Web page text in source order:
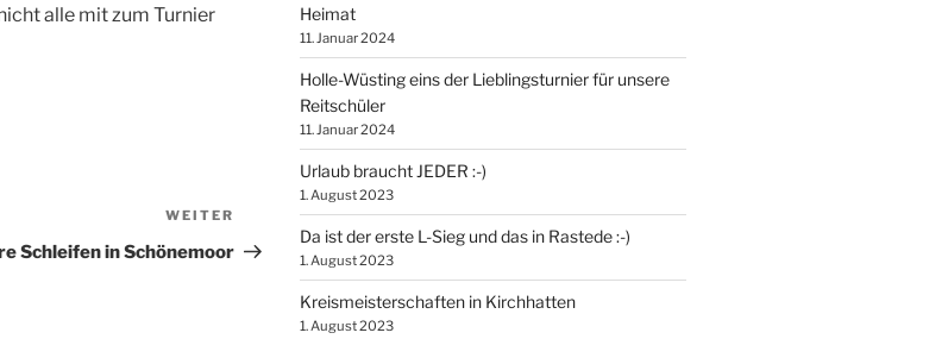
alle mit zum Turnier
Nächster
Beitrag
WEITER
Schleifen in Schönemoor
Heimat
11. Januar 2024
Holle-Wüsting eins der Lieblingsturnier für unsere
Reitschüler
11. Januar 2024
Urlaub braucht JEDER :-)
1. August 2023
Da ist der erste L-Sieg und das in Rastede :-)
1. August 2023
Kreismeisterschaften in Kirchhatten
1. August 2023